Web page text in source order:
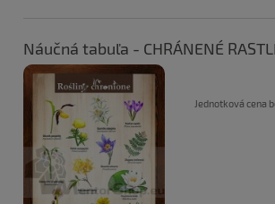
Náučná tabuľa - CHRÁNENÉ
Jednotková cena